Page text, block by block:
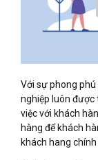
Với sự phong
nghiệp luôn được
việc với khách
hàng để khách
khách hang